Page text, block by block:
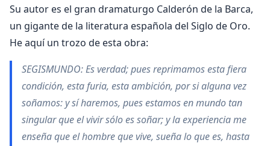
Su autor es el gran dramaturgo Calderón de la Barca,
un gigante de la literatura espa­ñola del Siglo de Oro.
He aquí un trozo de esta obra:
SEGISMUNDO: Es verdad; pues reprimamos esta fiera
condición, esta furia, esta ambición, por si alguna vez
soñamos: y sí haremos, pues estamos en mundo tan
singular que el vivir sólo es soñar; y la experiencia me
enseña que el hombre que vive, sueña lo que es, hasta